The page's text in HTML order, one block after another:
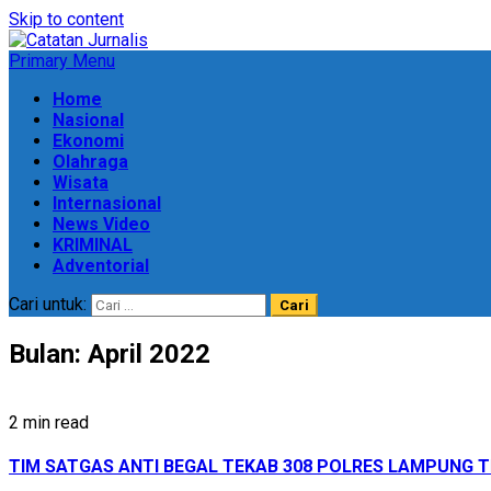
Skip to content
Primary Menu
Home
Nasional
Ekonomi
Olahraga
Wisata
Internasional
News Video
KRIMINAL
Adventorial
Cari untuk:
Bulan: April 2022
2 min read
TIM SATGAS ANTI BEGAL TEKAB 308 POLRES LAMPUNG